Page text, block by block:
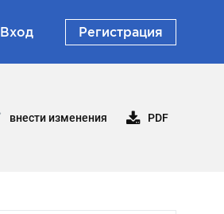
Вход Регистрация
внести изменения PDF